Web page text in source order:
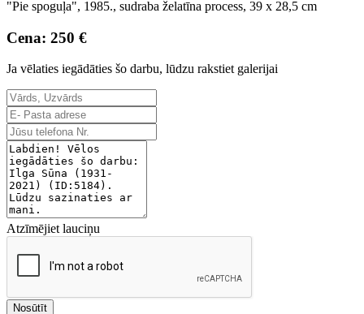
"Pie spoguļa", 1985., sudraba želatīna process, 39 x 28,5 cm
Cena: 250 €
Ja vēlaties iegādāties šo darbu, lūdzu rakstiet galerijai
Atzīmējiet lauciņu
Nosūtīt